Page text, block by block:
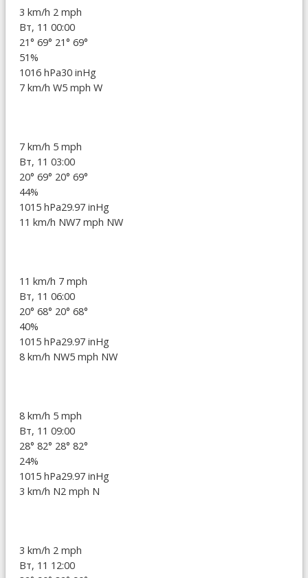
3 km/h 2 mph
Вт, 11 00:00
21° 69° 21° 69°
51%
1016 hPa30 inHg
7 km/h W5 mph W
7 km/h 5 mph
Вт, 11 03:00
20° 69° 20° 69°
44%
1015 hPa29.97 inHg
11 km/h NW7 mph NW
11 km/h 7 mph
Вт, 11 06:00
20° 68° 20° 68°
40%
1015 hPa29.97 inHg
8 km/h NW5 mph NW
8 km/h 5 mph
Вт, 11 09:00
28° 82° 28° 82°
24%
1015 hPa29.97 inHg
3 km/h N2 mph N
3 km/h 2 mph
Вт, 11 12:00